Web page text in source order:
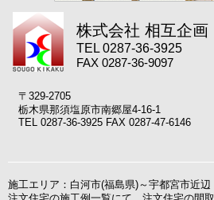
株式会社 相互企画
TEL 0287-36-3925
FAX 0287-36-9097
〒329-2705
栃木県那須塩原市南郷屋4-16-1
TEL 0287-36-3925 FAX 0287-47-6146
施工エリア：白河市(福島県)～宇都宮市近辺